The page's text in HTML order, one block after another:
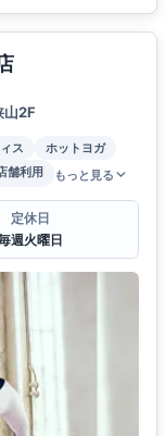
山2F
ス
ホットヨガ
舗利用 もっと見る
定休日
週火曜日